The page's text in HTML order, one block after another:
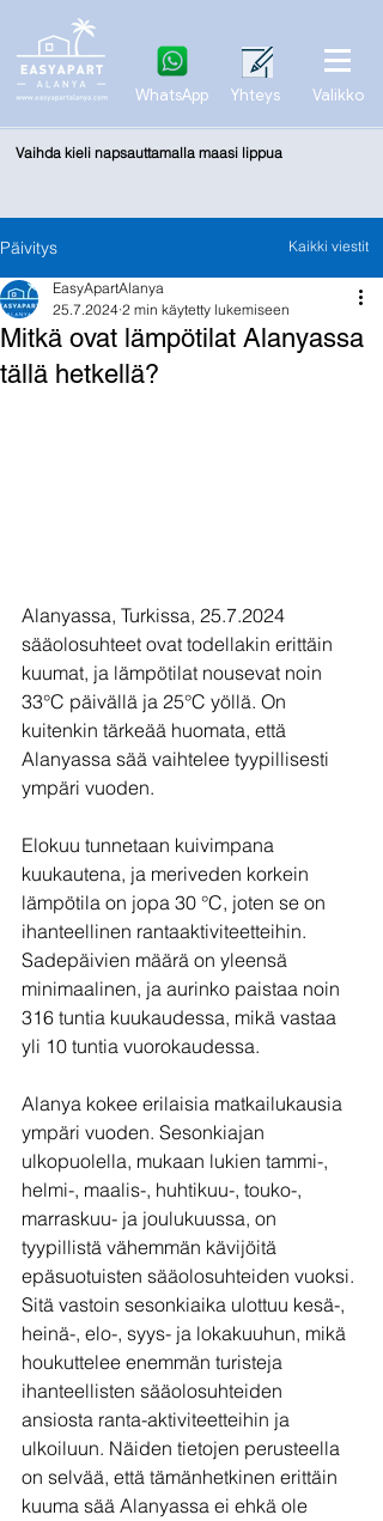
WhatsApp Yhteys Valikko
Vaihda kieli napsauttamalla maasi lippua
Päivitys
Mitkä ovat lämpötilat Alanyassa
tällä hetkellä?
EasyApartAlanya
25.7.2024 2 min käytetty lukemiseen
Alanyassa, Turkissa, 25.7.2024
sääolosuhteet ovat todellakin erittäin
kuumat, ja lämpötilat nousevat noin
33°C päivällä ja 25°C yöllä. On
kuitenkin tärkeää huomata, että
Alanyassa sää vaihtelee tyypillisesti
ympäri vuoden.
Elokuu tunnetaan kuivimpana
kuukautena, ja meriveden korkein
lämpötila on jopa 30 °C, joten se on
ihanteellinen rantaaktiviteetteihin.
Sadepäivien määrä on yleensä
minimaalinen, ja aurinko paistaa noin
316 tuntia kuukaudessa, mikä vastaa
yli 10 tuntia vuorokaudessa.
Alanya kokee erilaisia matkailukausia
ympäri vuoden. Sesonkiajan
ulkopuolella, mukaan lukien tammi-,
helmi-, maalis-, huhtikuu-, touko-,
marraskuu- ja joulukuussa, on
tyypillistä vähemmän kävijöitä
epäsuotuisten sääolosuhteiden vuoksi.
Sitä vastoin sesonkiaika ulottuu kesä-,
heinä-, elo-, syys- ja lokakuuhun, mikä
houkuttelee enemmän turisteja
ihanteellisten sääolosuhteiden
ansiosta ranta-aktiviteetteihin ja
ulkoiluun. Näiden tietojen perusteella
on selvää, että tämänhetkinen erittäin
kuuma sää Alanyassa ei ehkä ole
Kaikki viestit